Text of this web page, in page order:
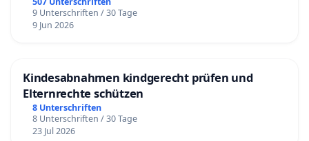
9 Unterschriften / 30 Tage
9 Jun 2026
Kindesabnahmen kindgerecht prüfen und
Elternrechte schützen
8 Unterschriften
8 Unterschriften / 30 Tage
23 Jul 2026